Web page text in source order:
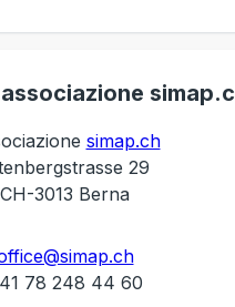
simap.ch
29
CH-3013 Berna
78 248 44 60